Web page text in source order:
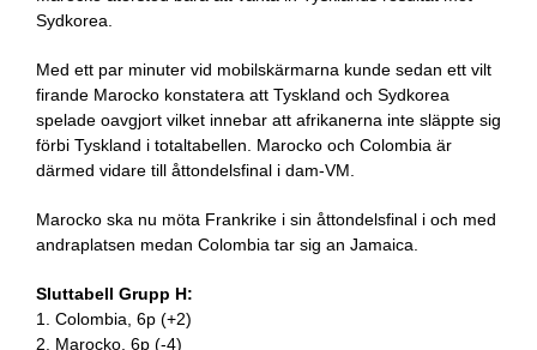
Sydkorea.
Med ett par minuter vid mobilskärmarna kunde sedan ett vilt
firande Marocko konstatera att Tyskland och Sydkorea
spelade oavgjort vilket innebar att afrikanerna inte släppte sig
förbi Tyskland i totaltabellen. Marocko och Colombia är
därmed vidare till åttondelsfinal i dam-VM.
Marocko ska nu möta Frankrike i sin åttondelsfinal i och med
andraplatsen medan Colombia tar sig an Jamaica.
Sluttabell Grupp H:
1. Colombia, 6p (+2)
2. Marocko, 6p (-4)